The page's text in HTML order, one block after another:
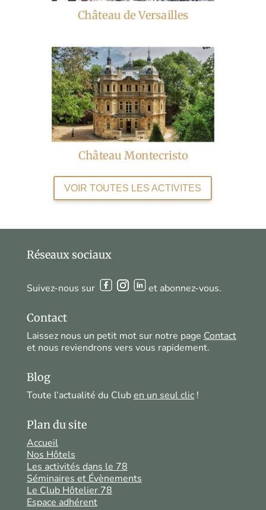
Château de Versailles
Château Montecristo
VOIR TOUTES LES ACTIVITES
Réseaux sociaux
Suivez-nous sur et abonnez-vous.
Contact
Laissez nous un petit mot sur notre page Contact
et nous reviendrons vers vous rapidement.
Blog
Toute l’actualité du Cluben un seul clic!
Plan du site
Accueil
Nos Hôtels
Les activités dans le 78
Séminaires et Évènements
Le Club Hôtelier 78
Espace adhérent